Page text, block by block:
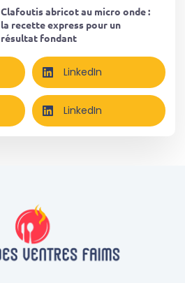
Clafoutis abricot au micro onde :
la recette express pour un
résultat fondant
LinkedIn
LinkedIn